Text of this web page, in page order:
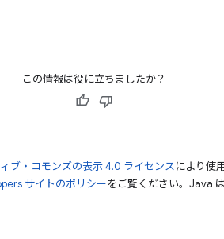
この情報は役に立ちましたか？
ブ・コモンズの表示 4.0 ライセンスにより使
サイトのポリシーをご覧ください。Java